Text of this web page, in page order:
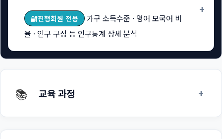
🔐진행회원 전용
가구 소득수준 · 영어 모국어 비
율 · 인구 구성 등 인구통계 상세 분석
+
📚 교육 과정 +